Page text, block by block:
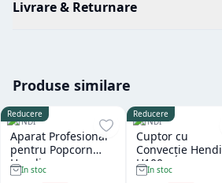
Livrare & Returnare
Produse similare
Reducere
HENDI
Aparat Profesional
pentru Popcorn
Hendi
In stoc
Reducere
HENDI
Cuptor cu
Convecție Hendi
H100
In stoc